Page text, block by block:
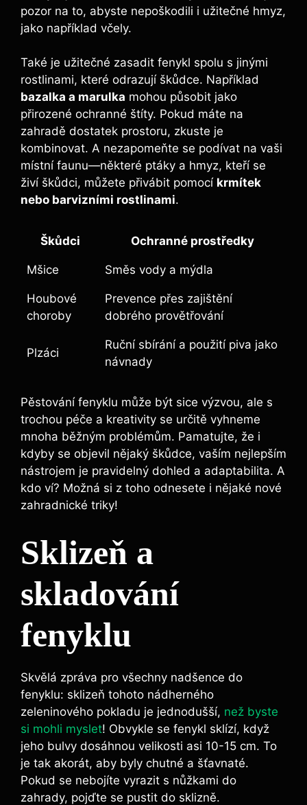
pozor na to, abyste nepoškodili i užitečné hmyz,
jako například včely.
Také je užitečné zasadit fenykl spolu s jinými
rostlinami, které odrazují škůdce. Například
bazalka a marulka mohou působit jako
přirozené ochranné štíty. Pokud máte na
zahradě dostatek prostoru, zkuste je
kombinovat. A nezapomeňte se podívat na vaši
místní faunu—některé ptáky a hmyz, kteří se
živí škůdci, můžete přivábit pomocí krmítek
nebo barvizními rostlinami.
Škůdci Ochranné prostředky
Mšice Směs vody a mýdla
Houbové
choroby
Prevence přes zajištění
dobrého provětřování
Plzáci
Ruční sbírání a použití piva jako
návnady
Pěstování fenyklu může být sice výzvou, ale s
trochou péče a kreativity se určitě vyhneme
mnoha běžným problémům. Pamatujte, že i
kdyby se objevil nějaký škůdce, vaším nejlepším
nástrojem je pravidelný dohled a adaptabilita. A
kdo ví? Možná si z toho odnesete i nějaké nové
zahradnické triky!
Sklizeň a
skladování
fenyklu
Skvělá zpráva pro všechny nadšence do
fenyklu: sklizeň tohoto nádherného
zeleninového pokladu je jednodušší, než byste
si mohli myslet! Obvykle se fenykl sklízí, když
jeho bulvy dosáhnou velikosti asi 10-15 cm. To
je tak akorát, aby byly chutné a šťavnaté.
Pokud se nebojíte vyrazit s nůžkami do
zahrady, pojďte se pustit do sklizně.